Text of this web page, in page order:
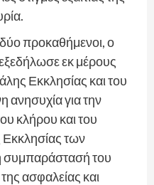
δύο προκαθήμενοι, ο
εκ μέρους
Εκκλησίας και του
ανησυχία για την
κλήρου και του
Εκκλησίας των
συμπαράστασή του
ασφαλείας και